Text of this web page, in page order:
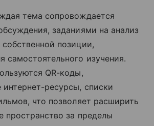
тема сопровождается
заданиями на анализ
позиции,
самостоятельного изучения.
QR-коды,
ресурсы, списки
что позволяет расширить
пространство за пределы